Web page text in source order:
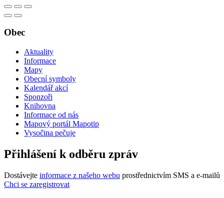
Obec
Aktuality
Informace
Mapy
Obecní symboly
Kalendář akcí
Sponzoři
Knihovna
Informace od nás
Mapový portál Mapotip
Vysočina pečuje
Přihlášení k odběru zpráv
Dostávejte informace z našeho webu prostřednictvím SMS a e-mailů
Chci se zaregistrovat